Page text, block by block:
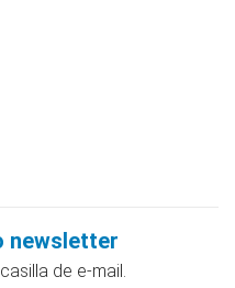
newsletter
de e-mail.